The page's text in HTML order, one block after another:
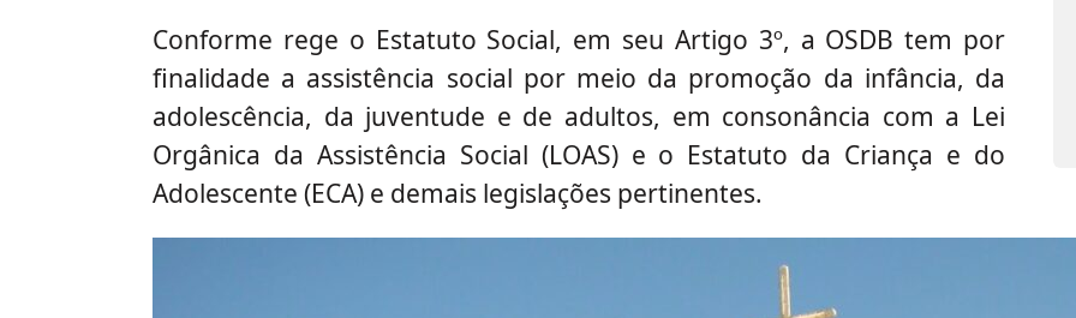
Conforme rege o Estatuto Social, em seu Artigo 3º, a OSDB tem por
finalidade a assistência social por meio da promoção da infância, da
adolescência, da juventude e de adultos, em consonância com a Lei
Orgânica da Assistência Social (LOAS) e o Estatuto da Criança e do
Adolescente (ECA) e demais legislações pertinentes.